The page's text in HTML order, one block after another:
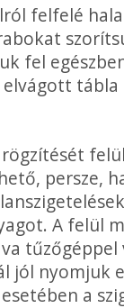
felfelé
fel
tábla
persze,
A felül
tűzőgéppel
jól nyomjuk
a